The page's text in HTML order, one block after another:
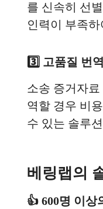
를 신속히 선
인력이 부족
3️⃣ 고품질 번
소송 증거자
역할 경우 비
수 있는 솔루
베링랩의
👍 600명 이상